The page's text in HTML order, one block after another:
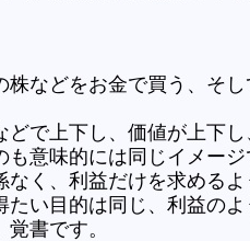
株などをお金で買う、そ
で上下し、価値が上下
意味的には同じイメージ
く、利益だけを求めるよ
い目的は同じ、利益のよ
書です。